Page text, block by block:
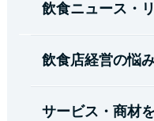
飲食ニュース・
飲食店経営の悩
サービス・商材